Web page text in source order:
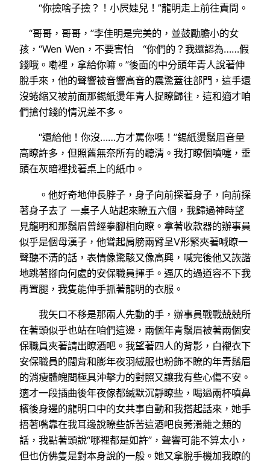
“你撿啥子撿？！小屄娃兒！”龍明走上前往責問。
“哥哥，哥哥，”李佳明是完美的，並鼓勵膽小的女
孩，“Wen Wen，不要害怕 “你們的？我還認為……假
錢哦。嘞裡，拿給你嘛。”後面的中分頭年青人說著伸
脫手來，他的聲響被音響高音的震驚蓋往部門，這手還
沒蜷縮又被前面那錫紙燙年青人捉瞭歸往，這和適才咱
們搶付錢的情況差不多。
“還給他！你沒……方才罵你嗎！”錫紙燙鬚眉音量
高瞭許多，但照舊無奈所有的聽清。我打瞭個噴嚏，垂
頭在灰暗裡找著桌上的紙巾。
。他好奇地伸長脖子，身子向前探著身子，向前探
著身子去了 一桌子人站起來瞭五六個，我歸過神時望
見龍明和那鬚眉曾經拳腳相向瞭。拿著收款器的辦事員
似乎是個母漢子，他聳起肩膀兩臂呈V形緊夾著喊瞭一
聲聽不清的話，表情像驚駭又像高興，喊完後他又詼諧
地跳著腳向何處的安保職員揮手。逼仄的過道容不下我
再置腿，我隻能伸手抓著龍明的衣服。
我矢口不移是那兩人先動的手，辦事員戰戰兢兢所
在著頭似乎也站在咱們這邊，兩個年青鬚眉被著兩個安
保職員夾著請出瞭酒吧。我望著四人的背影，白襯衣下
安保職員的闊背和膨年夜羽絨服也粉飾不瞭的年青鬚眉
的消瘦體魄間極具沖擊力的對照又讓我有些心傷不安。
適才一段插曲後年夜傢都緘默沉靜瞭些，喝過兩杯噴鼻
檳後身邊的龍明口中的女共事自動和我搭起話來，她手
捂著嘴靠在我耳邊說瞭些訴苦這酒吧良莠淆雜之類的
話，我點著頭說“哪裡都是如許”，聲響可能不算太小，
但也仿佛隻是對本身說的一般。她又拿脫手機加我瞭的